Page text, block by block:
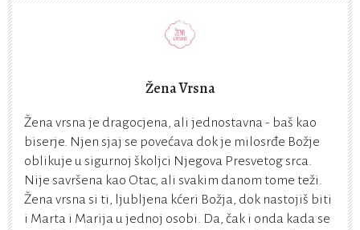
Žena Vrsna
Žena vrsna je dragocjena, ali jednostavna - baš kao
biserje. Njen sjaj se povećava dok je milosrđe Božje
oblikuje u sigurnoj školjci Njegova Presvetog srca.
Nije savršena kao Otac, ali svakim danom tome teži.
Žena vrsna si ti, ljubljena kćeri Božja, dok nastojiš biti
i Marta i Marija u jednoj osobi. Da, čak i onda kada se